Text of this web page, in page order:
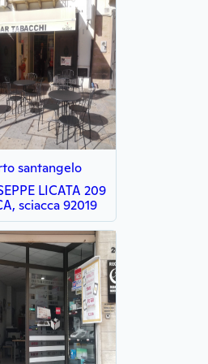
santangelo
LICATA 209
sciacca 92019